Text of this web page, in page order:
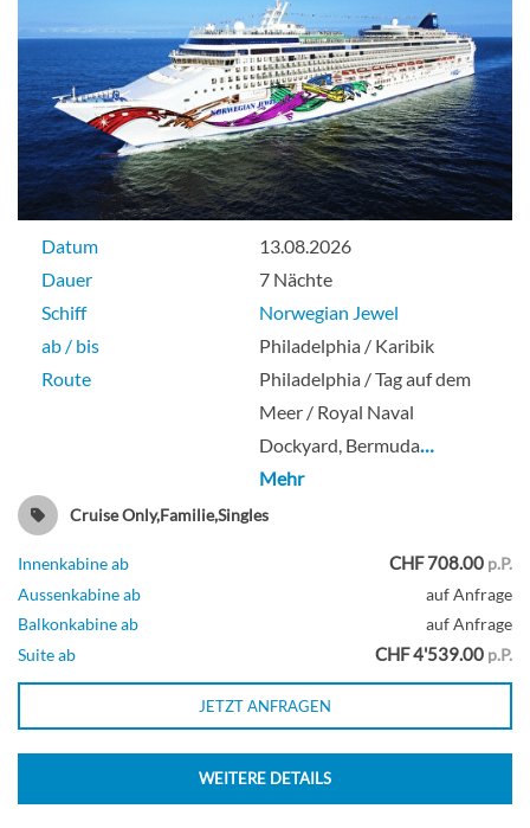
Balkonkabine
The Haven Garden Villa mit 3
Schlafzimmern-[H1]
The Haven Deluxe Owner’s Suite mit
Suite
The Haven Deluxe Owner’s Suite mit
Datum
13.08.2026
Dauer
7 Nächte
Schiff
Norwegian Jewel
ab / bis
Philadelphia / Karibik
Route
Philadelphia / Tag auf dem
Meer / Royal Naval
Dockyard, Bermuda…
Mehr
Cruise Only,Familie,Singles
Innenkabine ab CHF 708.00 p.P.
Aussenkabine ab
auf Anfrage
Balkonkabine ab
auf Anfrage
Suite ab
CHF 4'539.00 p.P.
JETZT ANFRAGEN
WEITERE DETAILS